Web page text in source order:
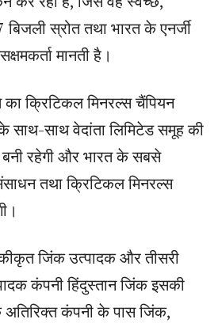
स्रोत तथा भारत के एनर्जी
मानती है।
का क्रिटिकल मिनरल्स चैंपियन
साथ-साथ वेदांता लिमिटेड समूह की
रहेगी और भारत के सबसे
तथा क्रिटिकल मिनरल्स
जिंक उत्पादक और तीसरी
कंपनी हिंदुस्तान जिंक इसकी
कंपनी के पास जिंक,